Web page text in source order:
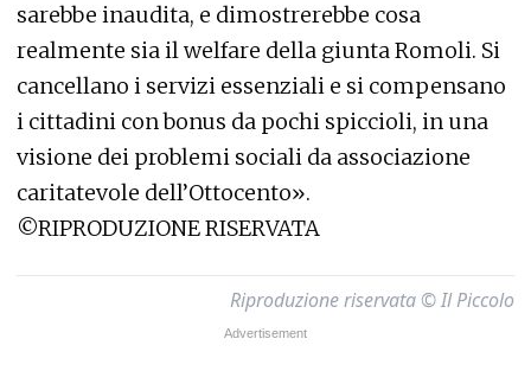
sarebbe inaudita, e dimostrerebbe cosa
realmente sia il welfare della giunta Romoli. Si
cancellano i servizi essenziali e si compensano
i cittadini con bonus da pochi spiccioli, in una
visione dei problemi sociali da associazione
caritatevole dell’Ottocento».
©RIPRODUZIONE RISERVATA
Riproduzione riservata © Il Piccolo